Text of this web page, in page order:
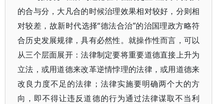
的合与分，大凡合的时候治理效果相对较好，分则相
对较差，故新时代选择“德法合治”的治国理政方略符
合历史发展规律，具有必然性。就操作性而言，可以
从三个层面展开：法律制定要将重要道德直接上升为
立法，或用道德来改革逆情悖理的法律，或用道德来
改良力度不足的法律；法律实施要明确两个大的方
向，即不得让违反道德的行为通过法律谋取不当利